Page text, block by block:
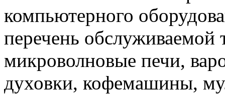
компьютерного
перечень обслуживаемой
микроволновые печи,
духовки, кофемашины,